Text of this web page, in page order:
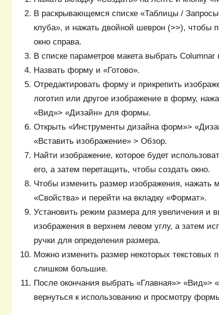
В раскрывающемся списке «Таблицы /
клуба», и нажать двойной шеврон (>>), чтобы
окно справа.
В списке параметров макета выбрать
Назвать форму и «Готово».
Отредактировать форму и прикрепить
логотип или другое изображение в форму,
«Вид»> «Дизайн» для формы.
Открыть «Инструменты дизайна форм»>
«Вставить изображение» > Обзор.
Найти изображение, которое будет
его, а затем перетащить, чтобы создать окно.
Чтобы изменить размер изображения,
«Свойства» и перейти на вкладку «Формат».
Установить режим размера для увеличения и
изображения в верхнем левом углу, а затем
ручки для определения размера.
Можно изменить размер некоторых
слишком большие.
После окончания выбрать «Главная»> «Вид»>
вернуться к использованию и просмотру